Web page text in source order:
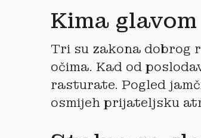
Kima
Tri su zakona dobrog
očima. Kad od
rasturate. Pogled
osmijeh prijateljsku